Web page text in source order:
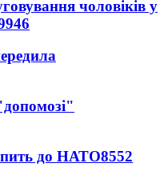
чоловіків у
до НАТО8552